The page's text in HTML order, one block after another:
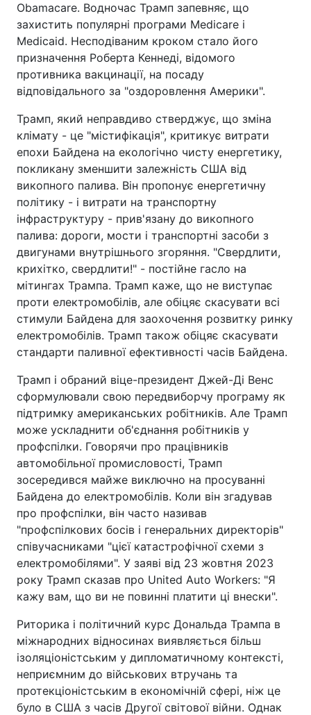
Obamacare. Водночас Трамп запевняє, що
захистить популярні програми Medicare і
Medicaid. Несподіваним кроком стало його
призначення Роберта Кеннеді, відомого
противника вакцинації, на посаду
відповідального за "оздоровлення Америки".
Трамп, який неправдиво стверджує, що зміна
клімату - це "містифікація", критикує витрати
епохи Байдена на екологічно чисту енергетику,
покликану зменшити залежність США від
викопного палива. Він пропонує енергетичну
політику - і витрати на транспортну
інфраструктуру - прив'язану до викопного
палива: дороги, мости і транспортні засоби з
двигунами внутрішнього згоряння. "Свердлити,
крихітко, свердлити!" - постійне гасло на
мітингах Трампа. Трамп каже, що не виступає
проти електромобілів, але обіцяє скасувати всі
стимули Байдена для заохочення розвитку ринку
електромобілів. Трамп також обіцяє скасувати
стандарти паливної ефективності часів Байдена.
Трамп і обраний віце-президент Джей-Ді Венс
сформулювали свою передвиборчу програму як
підтримку американських робітників. Але Трамп
може ускладнити об'єднання робітників у
профспілки. Говорячи про працівників
автомобільної промисловості, Трамп
зосередився майже виключно на просуванні
Байдена до електромобілів. Коли він згадував
про профспілки, він часто називав
"профспілкових босів і генеральних директорів"
співучасниками "цієї катастрофічної схеми з
електромобілями". У заяві від 23 жовтня 2023
року Трамп сказав про United Auto Workers: "Я
кажу вам, що ви не повинні платити ці внески".
Риторика і політичний курс Дональда Трампа в
міжнародних відносинах виявляється більш
ізоляціоністським у дипломатичному контексті,
неприємним до військових втручань та
протекціоністським в економічній сфері, ніж це
було в США з часів Другої світової війни. Однак